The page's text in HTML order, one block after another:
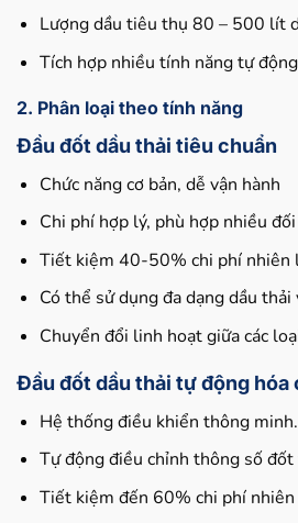
Lượng dầu tiêu thụ 80 – 500 lít
Tích hợp nhiều tính năng tự động
2. Phân loại theo tính năng
Đầu đốt dầu thải tiêu chuẩn
Chức năng cơ bản, dễ vận hành
Chi phí hợp lý, phù hợp nhiều
Tiết kiệm 40-50% chi phí nhiên
Có thể sử dụng đa dạng dầu
Chuyển đổi linh hoạt giữa các
Đầu đốt dầu thải tự động hóa
Hệ thống điều khiển thông minh.
Tự động điều chỉnh thông số
Tiết kiệm đến 60% chi phí